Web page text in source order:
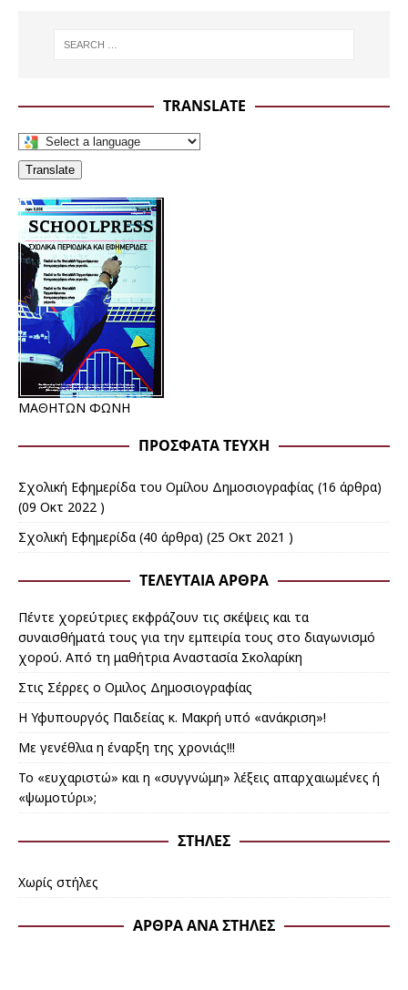
TRANSLATE
Translate
ΜΑΘΗΤΩΝ ΦΩΝΗ
ΠΡΌΣΦΑΤΑ ΤΕΎΧΗ
Σχολική Εφημερίδα του Ομίλου Δημοσιογραφίας (16 άρθρα)
(09 Οκτ 2022 )
Σχολική Εφημερίδα (40 άρθρα) (25 Οκτ 2021 )
ΤΕΛΕΥΤΑΊΑ ΆΡΘΡΑ
Πέντε χορεύτριες εκφράζουν τις σκέψεις και τα
συναισθήματά τους για την εμπειρία τους στο διαγωνισμό
χορού. Από τη μαθήτρια Αναστασία Σκολαρίκη
Στις Σέρρες ο Ομιλος Δημοσιογραφίας
Η Υφυπουργός Παιδείας κ. Μακρή υπό «ανάκριση»!
Με γενέθλια η έναρξη της χρονιάς!!!
Το «ευχαριστώ» και η «συγγνώμη» λέξεις απαρχαιωμένες ή
«ψωμοτύρι»;
ΣΤΉΛΕΣ
Χωρίς στήλες
ΆΡΘΡΑ ΑΝΆ ΣΤΉΛΕΣ